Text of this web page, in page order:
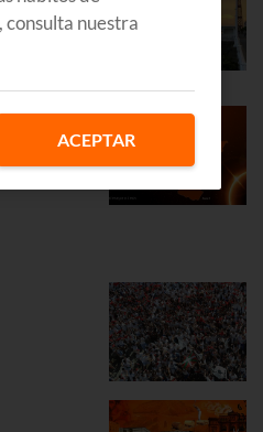
consulta nuestra
ACEPTAR